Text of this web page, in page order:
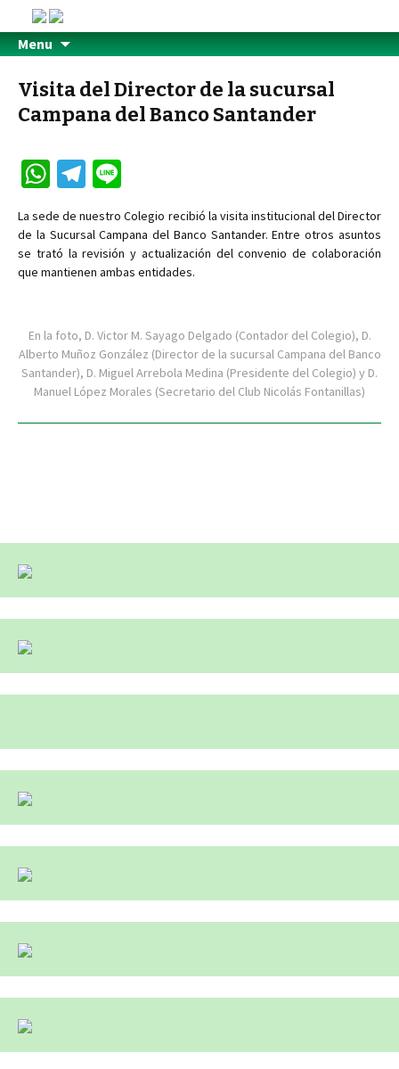
Menu
Visita del Director de la sucursal
Campana del Banco Santander
W
h
at
sA
p
Te
le
gr
a
m
n
e
La sede de nuestro Colegio recibió la visita institucional del Director
de la Sucursal Campana del Banco Santander. Entre otros asuntos
se trató la revisión y actualización del convenio de colaboración
que mantienen ambas entidades.
En la foto, D. Victor M. Sayago Delgado (Contador del Colegio), D.
Alberto Muñoz González (Director de la sucursal Campana del Banco
Santander), D. Miguel Arrebola Medina (Presidente del Colegio) y D.
Manuel López Morales (Secretario del Club Nicolás Fontanillas)